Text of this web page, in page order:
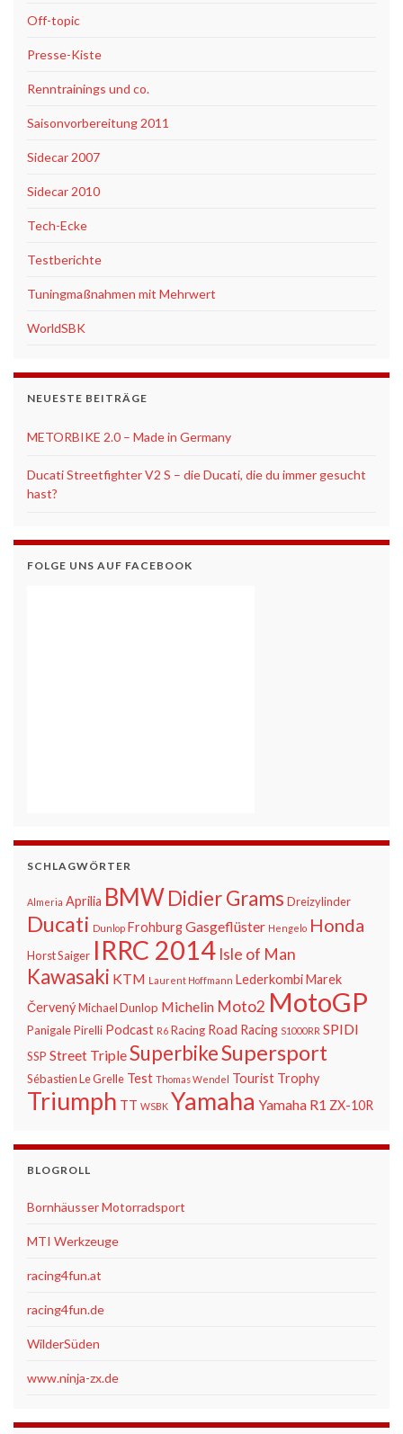
Off-topic
Presse-Kiste
Renntrainings und co.
Saisonvorbereitung 2011
Sidecar 2007
Sidecar 2010
Tech-Ecke
Testberichte
Tuningmaßnahmen mit Mehrwert
WorldSBK
NEUESTE BEITRÄGE
METORBIKE 2.0 – Made in Germany
Ducati Streetfighter V2 S – die Ducati, die du immer gesucht
hast?
FOLGE UNS AUF FACEBOOK
SCHLAGWÖRTER
Almeria Aprilia BMWDidier Grams Dreizylinder
Ducati Dunlop FrohburgGasgeflüster Hengelo Honda
Horst Saiger IRRC 2014 Isle of Man
Kawasaki KTM Laurent Hoffmann LederkombiMarek
ČervenýMichael Dunlop Michelin Moto2 MotoGP
PanigalePirelli Podcast R6 Racing Road Racing S1000RR SPIDI
SSP Street TripleSuperbikeSupersport
Sébastien Le Grelle Test Thomas Wendel Tourist Trophy
Triumph TT WSBK Yamaha Yamaha R1 ZX-10R
BLOGROLL
Bornhäusser Motorradsport
MTI Werkzeuge
racing4fun.at
racing4fun.de
WilderSüden
www.ninja-zx.de